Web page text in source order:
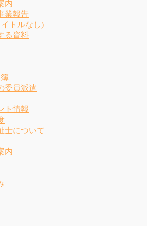
内
業報告
イトルなし)
る資料
委員派遣
ト情報
士について
内